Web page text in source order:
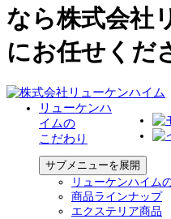
なら株式会社
にお任せくだ
リューケンハ
イムの
こだわり
サブメニューを展開
リューケンハイム
商品ラインナップ
エクステリア商品